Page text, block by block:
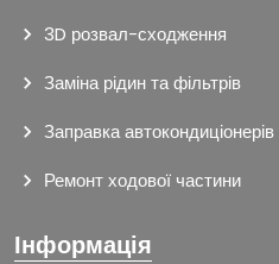
3D розвал-сходження
Заміна рідин та фільтрів
Заправка автокондиціонерів
Ремонт ходової частини
Інформація